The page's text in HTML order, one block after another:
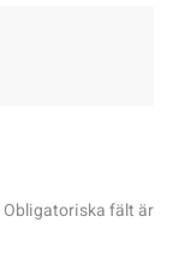
Obligatoriska fält är